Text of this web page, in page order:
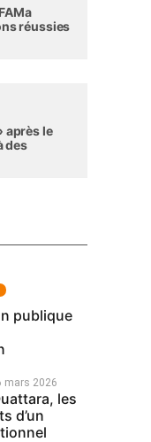
réussies
après le
des
publique
mars 2026
les
d’un